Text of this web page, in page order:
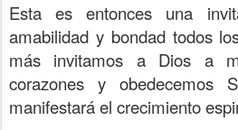
Esta es entonces una
amabilidad y bondad todos
más invitamos a Dios a
corazones y obedecemos
manifestará el crecimiento